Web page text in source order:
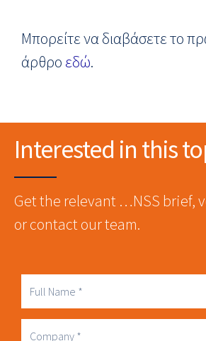
Μπορείτε να διαβάσετε το
άρθρο εδώ.
Interested in this
Get the relevant …NSS brief,
or contact our team.
Full
Name
Company